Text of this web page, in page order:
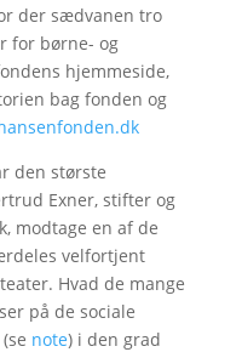
der sædvanen tro
for børne- og
hjemmeside,
bag fonden og
den største
Exner, stifter og
modtage en af de
velfortjent
Hvad de mange
på de sociale
note) i den grad